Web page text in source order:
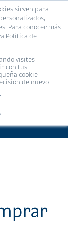
sirven para
Para conocer más
Política de
visites
con tus
cookie
de nuevo.
MENÚ